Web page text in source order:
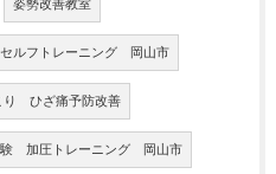
姿勢改善教室
セルフトレーニング 岡山市
ひざ痛予防改善
験 加圧トレーニング 岡山市